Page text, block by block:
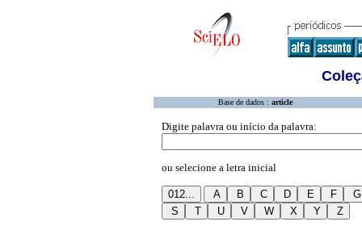
Base de dados : article
Digite palavra ou início da palavra:
ou selecione a letra inicial